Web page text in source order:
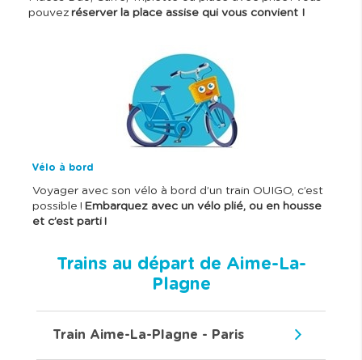
pouvez réserver la place assise qui vous convient !
Vélo à bord
Voyager avec son vélo à bord d’un train OUIGO, c’est
possible ! Embarquez avec un vélo plié, ou en housse
et c’est parti !
Trains au départ de Aime-La-
Plagne
Train Aime-La-Plagne - Paris